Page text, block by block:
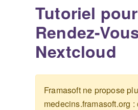
Tutoriel
Rendez-
Nextcloud
Framasoft ne propose
medecins.framasoft.org